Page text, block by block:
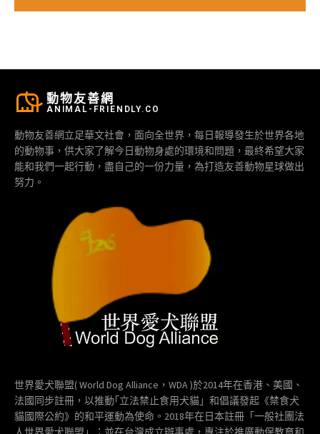
動物友善網
ANIMAL-FRIENDLY.CO
動物友善網立足華文社會，面向全世界，每日報導發生於世界各地
的動物事，供大家了解今日動物身處的環境和問題，最終希望大家
能和我們一起行動，盡自己的一份力量，為打造友善動物星球做出
努力。
世界愛犬聯盟( World Dog Alliance，WDA )於2014年在香港、美國、
法國同步註冊，以推動｢立法禁止食用犬貓」和倡議發起《禁食犬
貓國際公約》的和平運動為使命。2018年在日本註冊「一般社團法